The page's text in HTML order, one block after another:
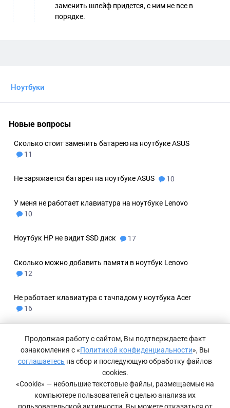
Ноутбуки
Новые вопросы
Сколько стоит заменить батарею на ноутбуке ASUS
11
Не заряжается батарея на ноутбуке ASUS 10
У меня не работает клавиатура на ноутбуке Lenovo
10
Ноутбук HP не видит SSD диск 17
Сколько можно добавить памяти в ноутбук Lenovo
12
Не работает клавиатура с тачпадом у ноутбука Acer
16
в ноутбуке Lenovo
16
Сколько стоит замена экрана на ноутбуке ASUS
На ноутбуке Acer не работает часть клавиатуры
заменить шлейф придется, с ним не все в
порядке.
Продолжая работу с сайтом, Вы подтверждаете факт
ознакомления с «Политикой конфиденциальности», Вы
соглашаетесь на сбор и последующую обработку файлов
cookies.
«Cookie» — небольшие текстовые файлы, размещаемые на
компьютере пользователей с целью анализа их